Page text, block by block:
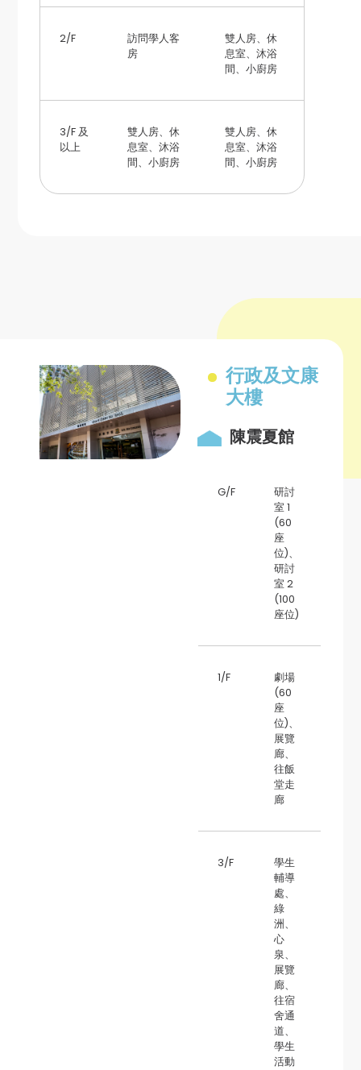
2/F
訪問學人客
房
雙人房、休
息室、沐浴
間、小廚房
3/F 及
以上
雙人房、休
息室、沐浴
間、小廚房
雙人房、休
息室、沐浴
間、小廚房
行政及文康
大樓
陳震夏館
G/F
研討
室 1
(60
座
位)、
研討
室 2
(100
座位)
1/F
劇場
(60
座
位)、
展覽
廊、
往飯
堂走
廊
3/F
學生
輔導
處、
綠
洲、
心
泉、
展覽
廊、
往宿
舍通
道、
學生
活動